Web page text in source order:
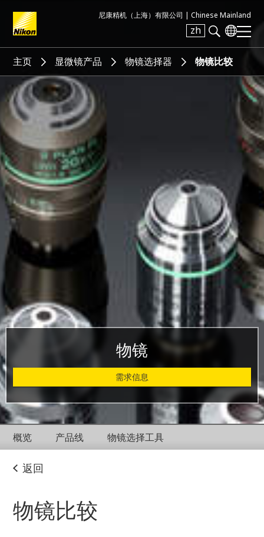
尼康精机（上海）有限公司 | Chinese Mainland
zh
Search keyword(s)
主页 显微镜产品 物镜选择器 物镜比较
物镜
需求信息
概览 产品线 物镜选择工具
返回
物镜比较